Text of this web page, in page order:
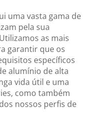
uma vasta gama de
pela sua
as mais
garantir que os
específicos
alumínio de alta
vida útil e uma
como também
nossos perfis de